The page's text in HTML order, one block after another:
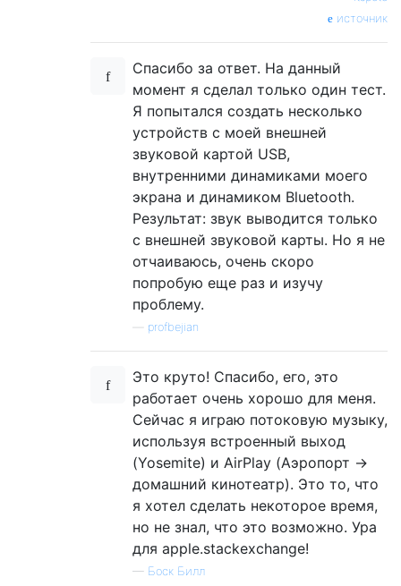
источник
Спасибо за ответ. На данный
момент я сделал только один тест.
Я попытался создать несколько
устройств с моей внешней
звуковой картой USB,
внутренними динамиками моего
экрана и динамиком Bluetooth.
Результат: звук выводится только
с внешней звуковой карты. Но я не
отчаиваюсь, очень скоро
попробую еще раз и изучу
проблему.
profbejian
Это круто! Спасибо, его, это
работает очень хорошо для меня.
Сейчас я играю потоковую музыку,
используя встроенный выход
(Yosemite) и AirPlay (Аэропорт ->
домашний кинотеатр). Это то, что
я хотел сделать некоторое время,
но не знал, что это возможно. Ура
для apple.stackexchange!
— Боск Билл